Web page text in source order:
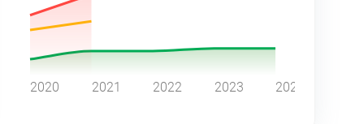
2020 2021 2022 2023 2024